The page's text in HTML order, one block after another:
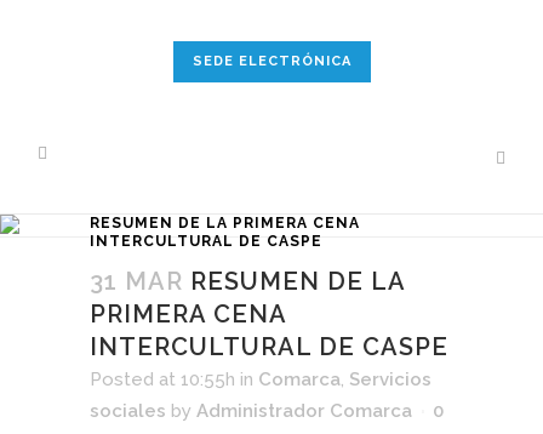
SEDE ELECTRÓNICA
RESUMEN DE LA PRIMERA CENA
INTERCULTURAL DE CASPE
31 MAR RESUMEN DE LA
PRIMERA CENA
INTERCULTURAL DE CASPE
Posted at 10:55h in Comarca, Servicios
sociales by Administrador Comarca
0